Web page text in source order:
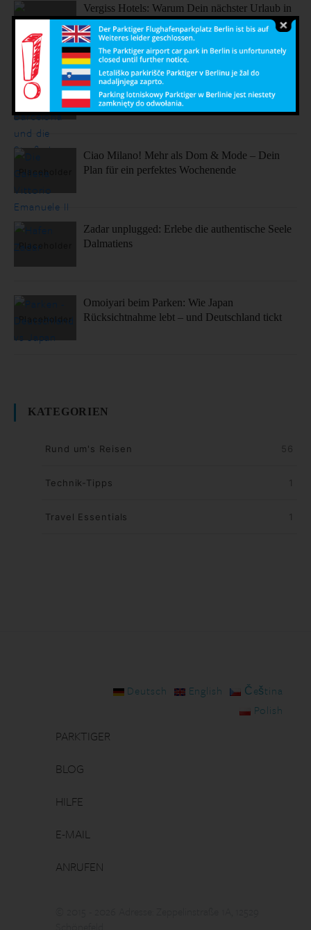
Vergiss Hotels: Warum Dein nächster Urlaub in
einem dieser coolen Airbnbs stattfinden sollte.
Sonne, Stil, Sehenswürdigkeiten – So fühlt sich
Barcelona an
Ciao Milano! Mehr als Dom & Mode – Dein
Plan für ein perfektes Wochenende
Zadar unplugged: Erlebe die authentische Seele
Dalmatiens
Omoiyari beim Parken: Wie Japan
Rücksichtnahme lebt – und Deutschland tickt
KATEGORIEN
Rund um's Reisen 56
Technik-Tipps 1
Travel Essentials 1
Deutsch English
Čeština
Polish
PARKTIGER
BLOG
HILFE
E-MAIL
ANRUFEN